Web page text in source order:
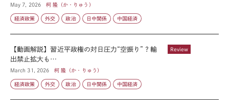
May 7, 2026 柯 隆（か・りゅう）
経済政策 外交 政治 日中関係 中国経済
Review
【動画解説】習近平政権の対日圧力“空振り”？輸
出禁止拡大も…
March 31, 2026 柯 隆（か・りゅう）
経済政策 外交 政治 日中関係 中国経済